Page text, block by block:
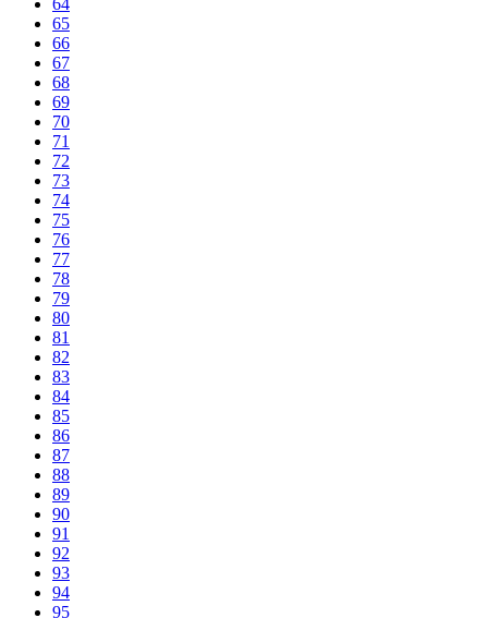
65
66
67
68
69
70
71
72
73
74
75
76
77
78
79
80
81
82
83
84
85
86
87
88
89
90
91
92
93
94
95